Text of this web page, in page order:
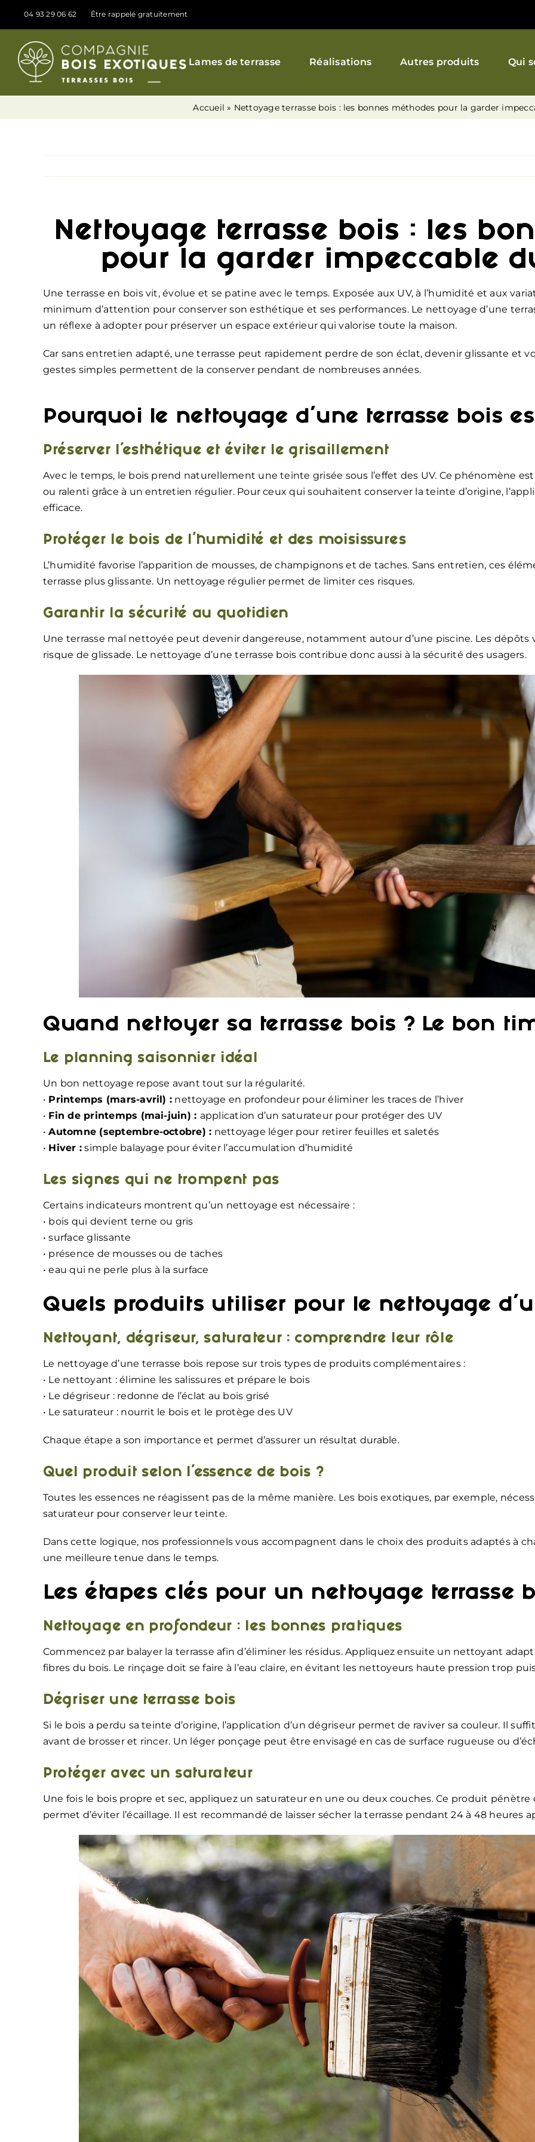
contenu
04 93 29 06 62 Être rappelé gratuitement
Lames de terrasse Réalisations Autres produits Qui
Accueil » Nettoyage terrasse bois : les bonnes méthodes pour la garder
Nettoyage terrasse bois : les
pour la garder impeccable
Une terrasse en bois vit, évolue et se patine avec le temps. Exposée aux UV, à l’humidité et aux
minimum d’attention pour conserver son esthétique et ses performances. Le nettoyage d’une
un réflexe à adopter pour préserver un espace extérieur qui valorise toute la maison.
Car sans entretien adapté, une terrasse peut rapidement perdre de son éclat, devenir glissante et
gestes simples permettent de la conserver pendant de nombreuses années.
Pourquoi le nettoyage d’une terrasse bois
Préserver l’esthétique et éviter le grisaillement
Avec le temps, le bois prend naturellement une teinte grisée sous l’effet des UV. Ce phénomène
ou ralenti grâce à un entretien régulier. Pour ceux qui souhaitent conserver la teinte d’origine,
efficace.
Protéger le bois de l’humidité et des moisissures
L’humidité favorise l’apparition de mousses, de champignons et de taches. Sans entretien, ces
terrasse plus glissante. Un nettoyage régulier permet de limiter ces risques.
Garantir la sécurité au quotidien
Une terrasse mal nettoyée peut devenir dangereuse, notamment autour d’une piscine. Les
risque de glissade. Le nettoyage d’une terrasse bois contribue donc aussi à la sécurité des usagers.
Quand nettoyer sa terrasse bois ? Le bon
Le planning saisonnier idéal
Un bon nettoyage repose avant tout sur la régularité.
• Printemps (mars-avril) : nettoyage en profondeur pour éliminer les traces de l’hiver
• Fin de printemps (mai-juin) : application d’un saturateur pour protéger des UV
•Automne (septembre-octobre) : nettoyage léger pour retirer feuilles et saletés
• Hiver : simple balayage pour éviter l’accumulation d’humidité
Les signes qui ne trompent pas
Certains indicateurs montrent qu’un nettoyage est nécessaire :
• bois qui devient terne ou gris
• surface glissante
• présence de mousses ou de taches
• eau qui ne perle plus à la surface
Quels produits utiliser pour le nettoyage
Nettoyant, dégriseur, saturateur : comprendre leur rôle
Le nettoyage d’une terrasse bois repose sur trois types de produits complémentaires :
• Le nettoyant : élimine les salissures et prépare le bois
• Le dégriseur : redonne de l’éclat au bois grisé
• Le saturateur : nourrit le bois et le protège des UV
Chaque étape a son importance et permet d’assurer un résultat durable.
Quel produit selon l’essence de bois ?
Toutes les essences ne réagissent pas de la même manière. Les bois exotiques, par exemple,
saturateur pour conserver leur teinte.
Dans cette logique, nos professionnels vous accompagnent dans le choix des produits adaptés à
une meilleure tenue dans le temps.
Les étapes clés pour un nettoyage terrasse
Nettoyage en profondeur : les bonnes pratiques
Commencez par balayer la terrasse afin d’éliminer les résidus. Appliquez ensuite un nettoyant
fibres du bois. Le rinçage doit se faire à l’eau claire, en évitant les nettoyeurs haute pression trop
Dégriser une terrasse bois
Si le bois a perdu sa teinte d’origine, l’application d’un dégriseur permet de raviver sa couleur. Il
avant de brosser et rincer. Un léger ponçage peut être envisagé en cas de surface rugueuse ou
Protéger avec un saturateur
Une fois le bois propre et sec, appliquez un saturateur en une ou deux couches. Ce produit pénètre
permet d’éviter l’écaillage. Il est recommandé de laisser sécher la terrasse pendant 24 à 48 heures